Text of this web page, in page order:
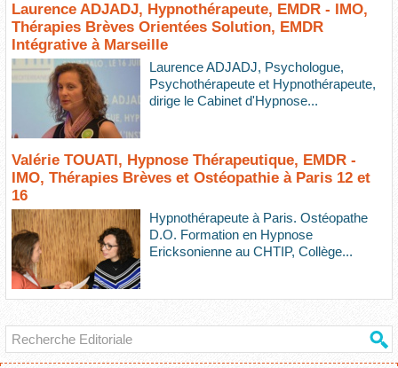
Laurence ADJADJ, Hypnothérapeute, EMDR - IMO,
Thérapies Brèves Orientées Solution, EMDR
Intégrative à Marseille
Laurence ADJADJ, Psychologue,
Psychothérapeute et Hypnothérapeute,
dirige le Cabinet d'Hypnose...
Valérie TOUATI, Hypnose Thérapeutique, EMDR -
IMO, Thérapies Brèves et Ostéopathie à Paris 12 et
16
Hypnothérapeute à Paris. Ostéopathe
D.O. Formation en Hypnose
Ericksonienne au CHTIP, Collège...